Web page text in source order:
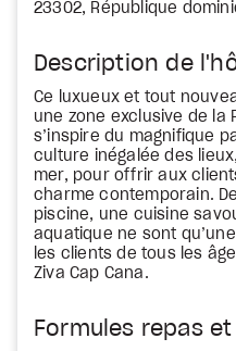
23302, République
Description de
Ce luxueux et tout
une zone exclusive de la
s’inspire du magnifique
culture inégalée des
mer, pour offrir aux
charme contemporain.
piscine, une cuisine
aquatique ne sont
les clients de tous les
Ziva Cap Cana.
Formules repas